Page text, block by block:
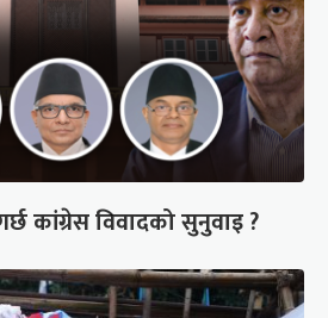
कांग्रेस विवादको सुनुवाइ ?